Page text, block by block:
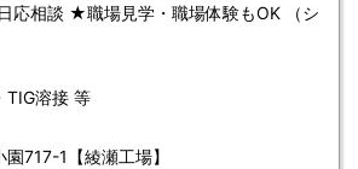
応相談 ★職場見学・職場体験もOK （シ
TIG溶接 等
717-1【綾瀬工場】